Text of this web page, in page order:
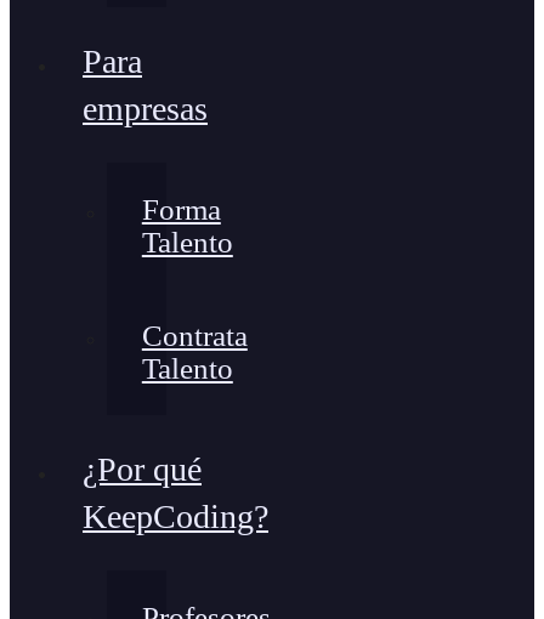
Para
empresas
Forma
Talento
Contrata
Talento
¿Por qué
KeepCoding?